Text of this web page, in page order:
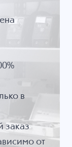
в
заказ
от